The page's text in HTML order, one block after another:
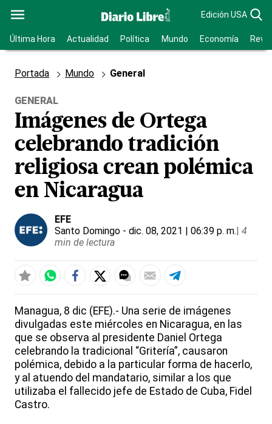
Edición USA
Última Hora Actualidad Política Mundo Economía
Portada Mundo General
GENERAL
Imágenes de Ortega
celebrando tradición
religiosa crean polémica
en Nicaragua
EFE
Santo Domingo - dic. 08, 2021 | 06:39 p. m.| 4
min de lectura
Managua, 8 dic (EFE).- Una serie de imágenes
divulgadas este miércoles en Nicaragua, en las
que se observa al presidente Daniel Ortega
celebrando la tradicional “Gritería”, causaron
polémica, debido a la particular forma de hacerlo,
y al atuendo del mandatario, similar a los que
utilizaba el fallecido jefe de Estado de Cuba, Fidel
Castro.